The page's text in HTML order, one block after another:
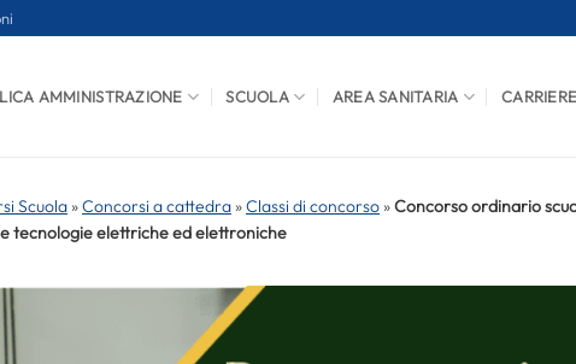
AMMINISTRAZIONE SCUOLA AREA SANITARIA
Scuola »Concorsi a cattedra »Classi di concorso »Concorso ordinario
tecnologie elettriche ed elettroniche